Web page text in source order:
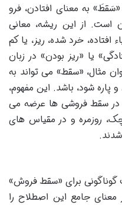
به معنای افتادن، فرو
است. از این ریشه، معانی
خرد شده، ریز، یا کم
یا «ریز بودن» در زبان
مثال، «سقط» می تواند به
پاره شود، باشد. این مفهوم،
در سقط فروشی ها عرضه می
روزمره و در مقیاس های
گوناگونی برای «سقط فروش»
جامع این اصطلاح را